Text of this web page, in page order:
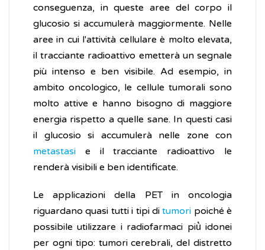
conseguenza, in queste aree del corpo il
glucosio si accumulerà maggiormente. Nelle
aree in cui l'attività cellulare è molto elevata,
il tracciante radioattivo emetterà un segnale
più intenso e ben visibile. Ad esempio, in
ambito oncologico, le cellule tumorali sono
molto attive e hanno bisogno di maggiore
energia rispetto a quelle sane. In questi casi
il glucosio si accumulerà nelle zone con
metastasi e il tracciante radioattivo le
renderà visibili e ben identificate.
Le applicazioni della PET in oncologia
riguardano quasi tutti i tipi ditumori poiché è
possibile utilizzare i radiofarmaci più̀ idonei
per ogni tipo: tumori cerebrali, del distretto